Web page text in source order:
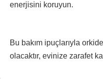
enerjisini koruyun.
Bu bakım ipuçlarıyla
olacaktır, evinize zarafet